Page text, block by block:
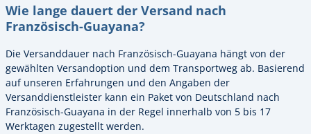
Wie lange dauert der Versand nach
Französisch-Guayana?
Die Versanddauer nach Französisch-Guayana hängt von der
gewählten Versandoption und dem Transportweg ab. Basierend
auf unseren Erfahrungen und den Angaben der
Versanddienstleister kann ein Paket von Deutschland nach
Französisch-Guayana in der Regel innerhalb von 5 bis 17
Werktagen zugestellt werden.